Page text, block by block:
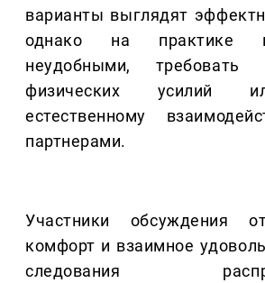
варианты выглядят
однако на практике
неудобными, требовать
физических усилий
естественному
партнерами.
Участники обсуждения
комфорт и взаимное
следования